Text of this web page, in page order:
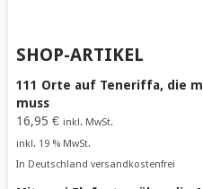
SHOP-ARTIKEL
111 Orte auf Teneriffa, die
muss
16,95 € inkl. MwSt.
inkl. 19 % MwSt.
In Deutschland versandkostenfrei